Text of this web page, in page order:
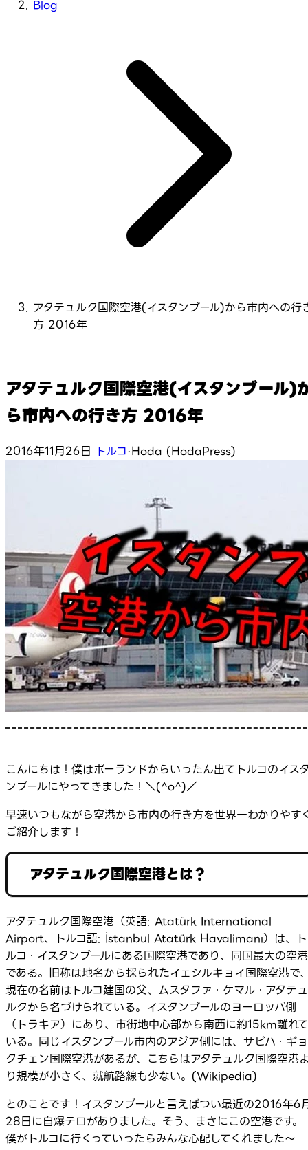
Blog
アタテュルク国際空港(イスタンブール)から市内への行
方 2016年
アタテュルク国際空港(イスタンブール)
ら市内への行き方 2016年
2016年11月26日 トルコ·Hoda (HodaPress)
こんにちは！僕はポーランドからいったん出てトルコのイス
ンブールにやってきました！＼(^o^)／
早速いつもながら空港から市内の行き方を世界一わかりやす
ご紹介します！
アタテュルク国際空港とは？
アタテュルク国際空港（英語: Atatürk International
Airport、トルコ語: İstanbul Atatürk Havalimanı）は、ト
ルコ・イスタンブールにある国際空港であり、同国最大の空港
である。旧称は地名から採られたイェシルキョイ国際空港で
現在の名前はトルコ建国の父、ムスタファ・ケマル・アタテュ
ルクから名づけられている。イスタンブールのヨーロッパ側
（トラキア）にあり、市街地中心部から南西に約15km離れて
いる。同じイスタンブール市内のアジア側には、サビハ・ギョ
クチェン国際空港があるが、こちらはアタテュルク国際空港
り規模が小さく、就航路線も少ない。(Wikipedia)
とのことです！イスタンブールと言えばつい最近の2016年6
28日に自爆テロがありました。そう、まさにこの空港です。
僕がトルコに行くっていったらみんな心配してくれました～